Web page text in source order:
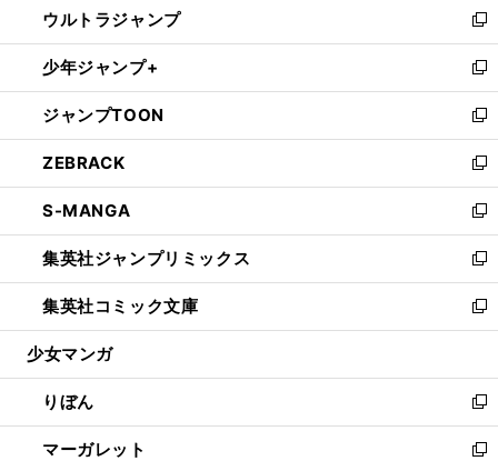
く
で
開
く
ド
ウ
で
開
く
ィ
ン
ド
ウ
で
開
く
い
ウ
ィ
ン
ド
ウ
で
開
く
ウルトラジャンプ
新
し
い
ウ
ィ
ン
ド
ウ
で
開
く
少年ジャンプ+
新
し
い
ウ
ィ
ン
ド
ウ
で
開
く
ジャンプTOON
新
し
い
ウ
ィ
ン
ド
ウ
で
開
ZEBRACK
新
し
い
ウ
ィ
ン
ド
ウ
開
く
S-MANGA
新
し
い
ウ
ィ
ン
ウ
で
開
く
集英社ジャンプリミックス
新
し
い
ウ
ン
ド
ウ
で
集英社コミック文庫
新
し
ウ
ィ
ン
ド
少女マンガ
りぼん
新
し
い
マーガレット
新